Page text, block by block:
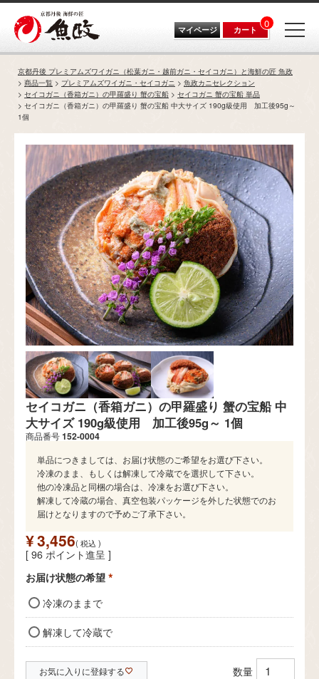
マイページ カート 0
京都丹後 プレミアムズワイガニ（松葉ガニ・越前ガニ・セイコガニ）と海鮮の匠 魚政
商品一覧
プレミアムズワイガニ・セイコガニ
魚政カニセレクション
セイコガニ（香箱ガニ）の甲羅盛り 蟹の宝船
セイコガニ 蟹の宝船 単品
セイコガニ（香箱ガニ）の甲羅盛り 蟹の宝船 中大サイズ 190g級使用 加工後95g～
1個
セイコガニ（香箱ガニ）の甲羅盛り 蟹の宝船 中
大サイズ 190g級使用 加工後95g～ 1個
商品番号152-0004
単品につきましては、お届け状態のご希望をお選び下さい。
冷凍のまま、もしくは解凍して冷蔵でを選択して下さい。
他の冷凍品と同梱の場合は、冷凍をお選び下さい。
解凍して冷蔵の場合、真空包装パッケージを外した状態でのお
届けとなりますので予めご了承下さい。
¥3,456 税込
[ 96 ポイント進呈 ]
お届け状態の希望
須
冷凍のままで
解凍して冷蔵で
お気に入りに登録する